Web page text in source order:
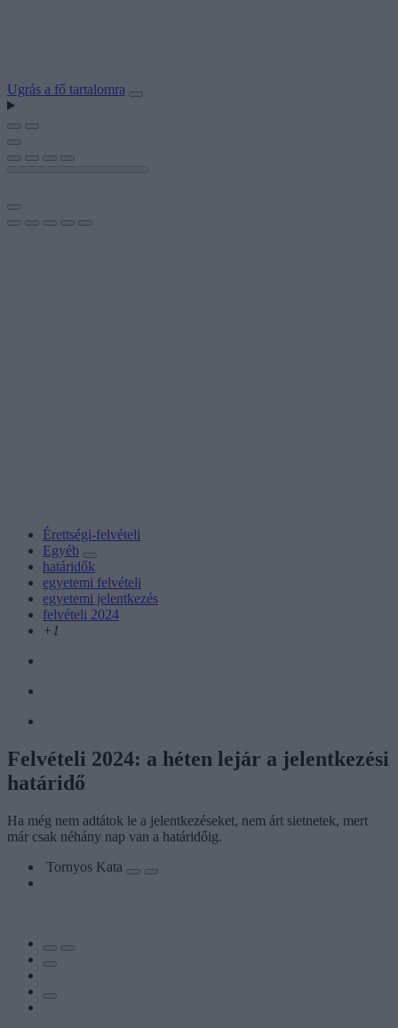
Ugrás a fő tartalomra
Érettségi-felvételi
Egyéb
határidők
egyetemi felvételi
egyetemi jelentkezés
felvételi 2024
+1
Felvételi 2024: a héten lejár a jelentkezési
határidő
Ha még nem adtátok le a jelentkezéseket, nem árt sietnetek, mert
már csak néhány nap van a határidőig.
Tornyos Kata